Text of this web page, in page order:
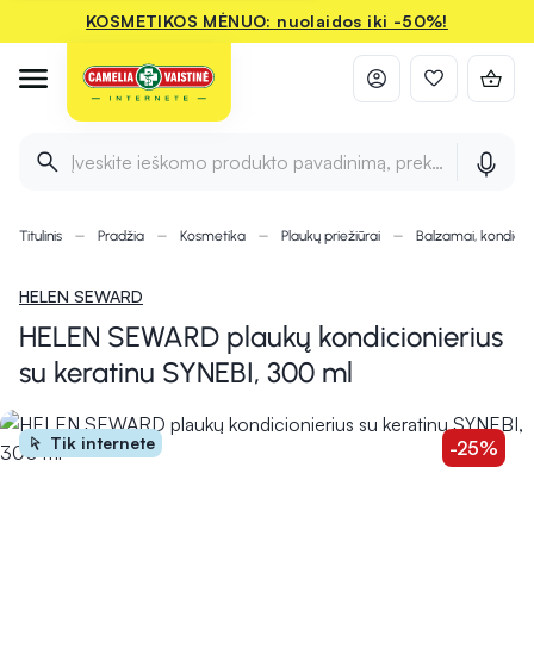
KOSMETIKOS MĖNUO: nuolaidos iki -50%!
Įveskite ieškomo produkto pavadinimą, prekės ženklą ir
Titulinis Pradžia Kosmetika Plaukų priežiūrai Balzamai,
HELEN SEWARD
HELEN SEWARD plaukų kondicionierius
su keratinu SYNEBI, 300 ml
Tik internete -25%